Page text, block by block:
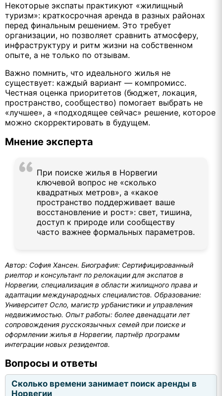
Некоторые экспаты практикуют «жилищный
туризм»: краткосрочная аренда в разных районах
перед финальным решением. Это требует
организации, но позволяет сравнить атмосферу,
инфраструктуру и ритм жизни на собственном
опыте, а не только по отзывам.
Важно помнить, что идеального жилья не
существует: каждый вариант — компромисс.
Честная оценка приоритетов (бюджет, локация,
пространство, сообщество) помогает выбрать не
«лучшее», а «подходящее сейчас» решение, которое
можно скорректировать в будущем.
Мнение эксперта
При поиске жилья в Норвегии
ключевой вопрос не «сколько
квадратных метров», а «какое
пространство поддерживает ваше
восстановление и рост»: свет, тишина,
доступ к природе или сообществу
часто важнее формальных параметров.
Автор: София Хансен. Биография: Сертифицированный
риелтор и консультант по релокации для экспатов в
Норвегии, специализация в области жилищного права и
адаптации международных специалистов. Образование:
Университет Осло, магистр урбанистики и управления
недвижимостью. Опыт работы: более двенадцати лет
сопровождения русскоязычных семей при поиске и
оформлении жилья в Норвегии, партнёр программ
интеграции новых резидентов.
Вопросы и ответы
Сколько времени занимает поиск аренды в
Норвегии